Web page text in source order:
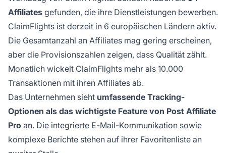
Affiliates gefunden, die ihre Dienstleistungen bewerben.
ClaimFlights ist derzeit in 6 europäischen Ländern aktiv.
Die Gesamtanzahl an Affiliates mag gering erscheinen,
aber die Provisionszahlen zeigen, dass Qualität zählt.
Monatlich wickelt ClaimFlights mehr als 10.000
Transaktionen mit ihren Affiliates ab.
Das Unternehmen sieht umfassende Tracking-
Optionen als das wichtigste Feature von Post Affiliate
Pro an. Die integrierte E-Mail-Kommunikation sowie
komplexe Berichte stehen auf ihrer Favoritenliste an